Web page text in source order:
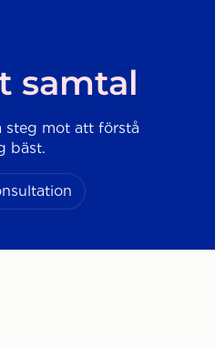
samtal
steg mot att förstå
bäst.